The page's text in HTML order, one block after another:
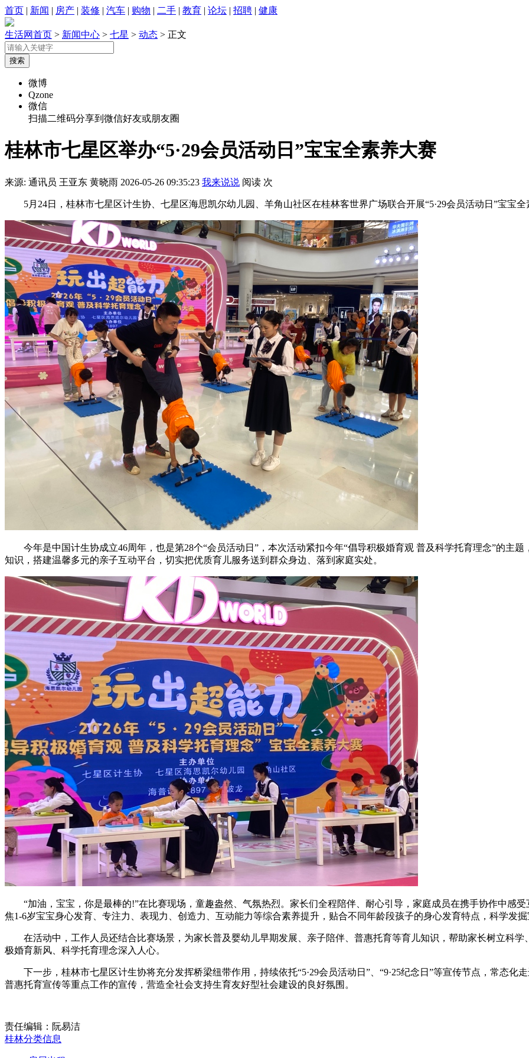
首页 | 新闻 | 房产 | 装修 | 汽车 | 购物 | 二手 | 教育 | 论坛 | 招聘 | 健康
生活网首页 > 新闻中心 > 七星 > 动态 > 正文
微博
Qzone
微信
扫描二维码分享到微信好友或朋友圈
桂林市七星区举办“5·29会员活动日”宝宝全素养大赛
来源: 通讯员 王亚东 黄晓雨 2026-05-26 09:35:23 我来说说 阅读 次
5月24日，桂林市七星区计生协、七星区海思凯尔幼儿园、羊角山社区在桂林客世界广场联合开展“5·29会员活动日”宝宝全
今年是中国计生协成立46周年，也是第28个“会员活动日”，本次活动紧扣今年“倡导积极婚育观 普及科学托育理念”的主
知识，搭建温馨多元的亲子互动平台，切实把优质育儿服务送到群众身边、落到家庭实处。
“加油，宝宝，你是最棒的!”在比赛现场，童趣盎然、气氛热烈。家长们全程陪伴、耐心引导，家庭成员在携手协作中感
焦1-6岁宝宝身心发育、专注力、表现力、创造力、互动能力等综合素养提升，贴合不同年龄段孩子的身心发育特点，科学发
在活动中，工作人员还结合比赛场景，为家长普及婴幼儿早期发展、亲子陪伴、普惠托育等育儿知识，帮助家长树立科学
极婚育新风、科学托育理念深入人心。
下一步，桂林市七星区计生协将充分发挥桥梁纽带作用，持续依托“5·29会员活动日”、“9·25纪念日”等宣传节点，常态化
普惠托育宣传等重点工作的宣传，营造全社会支持生育友好型社会建设的良好氛围。
责任编辑：阮易洁
桂林分类信息